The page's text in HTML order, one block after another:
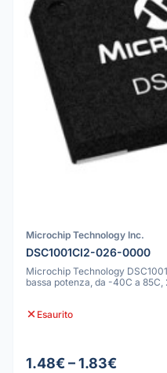
Microchip Technology Inc.
DSC1001CI2-026-0000
Microchip Technology
bassa potenza, da -40C a 85C,
Esaurito
1.48€ – 1.83€